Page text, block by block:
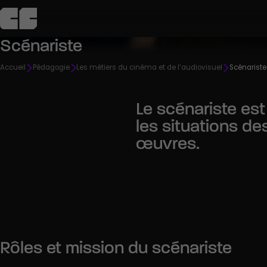
L’école
Admission
Campus
Pédagogie
Agenda
Scénariste
Accueil Pédagogie Les métiers du cinéma et de l’audiovisuel Scénariste
Le scénariste
les situations
œuvres.
Rôles et mission du scénariste